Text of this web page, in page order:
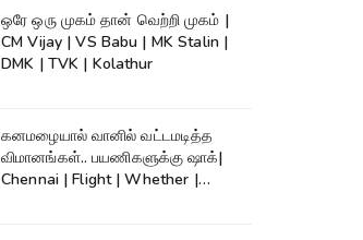
ஒரே ஒரு முகம் தான் வெற்றி முகம் |
CM Vijay | VS Babu | MK Stalin |
DMK | TVK | Kolathur
கனமழையால் வானில் வட்டமடித்த
விமானங்கள்.. பயணிகளுக்கு ஷாக்|
Chennai | Flight | Whether |